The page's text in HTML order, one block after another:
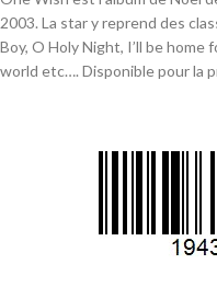
2003. La star y reprend des
Boy, O Holy Night, I’ll be
world etc…. Disponible pour la